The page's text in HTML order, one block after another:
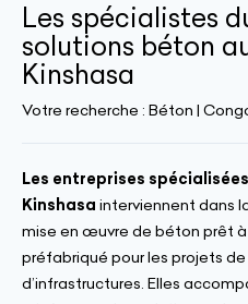
Les spécialistes
solutions béton
Kinshasa
Votre recherche : Béton |
Les entreprises
Kinshasa interviennent dans
mise en œuvre de béton prêt
préfabriqué pour les projets
d’infrastructures. Elles